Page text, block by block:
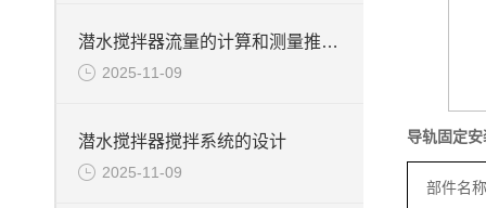
潜水搅拌器流量的计算和测量推力的试验台介绍
2025-11-09
潜水搅拌器搅拌系统的设计
2025-11-09
导轨固定
部件名称